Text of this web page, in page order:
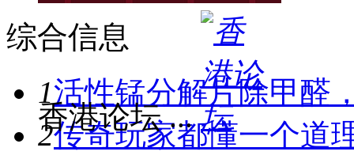
香港论坛 ...
综合信息
1活性锰分解片除甲醛
2传奇玩家都懂一个道